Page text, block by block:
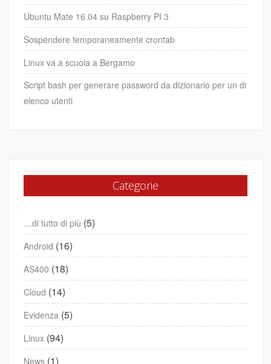
Ubuntu Mate 16.04 su Raspberry PI 3
Sospendere temporaneamente crontab
Linux va a scuola a Bergamo
Script bash per generare password da dizionario per un di
elenco utenti
Categorie
…di tutto di più (5)
Android (16)
AS400 (18)
Cloud (14)
Evidenza (5)
Linux (94)
News (1)